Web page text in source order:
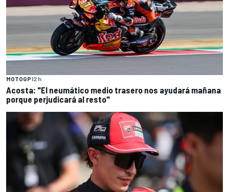
MOTOGP12 h
Acosta: "El neumático medio trasero nos ayudará mañana
porque perjudicará al resto"